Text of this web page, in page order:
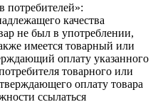
потребителей»:
качества
не был в употреблении,
имеется товарный или
оплату указанного
товарного или
оплату товара
ссылаться